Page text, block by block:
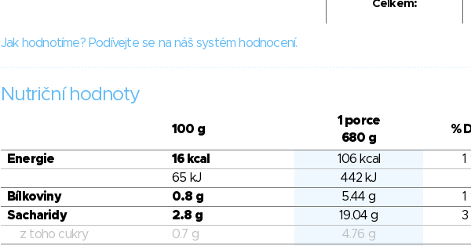
Celkem:
Jak hodnotíme? Podívejte se na náš systém hodnocení.
Nutriční hodnoty
100 g
1 porce
680 g
%
Energie 16 kcal 106 kcal
1
65 kJ
442 kJ
Bílkoviny
0.8 g 5.44 g
1
Sacharidy
2.8 g 19.04 g
3
z toho cukry
0.7 g
4.76 g